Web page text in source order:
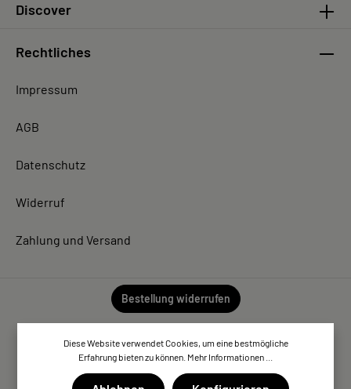
Discover
Rechtliches
Impressum
AGB
Datenschutz
Widerruf
Zahlung und Versand
Bestellung widerrufen
Diese Website verwendet Cookies, um eine bestmögliche
Erfahrung bieten zu können. Mehr Informationen ...